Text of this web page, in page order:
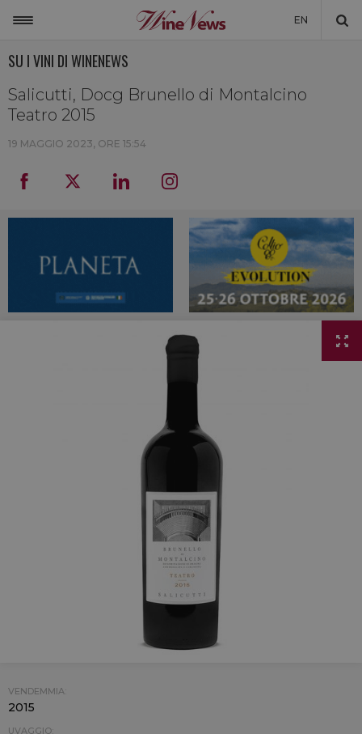
EN
MONDO
LA CANTINA DI WINENEWS
DICONO DI NOI
WINENEWS TV
SU I VINI DI WINENEWS
Salicutti, Docg Brunello di Montalcino
Teatro 2015
19 MAGGIO 2023, ORE 15:54
VENDEMMIA:
2015
UVAGGIO: